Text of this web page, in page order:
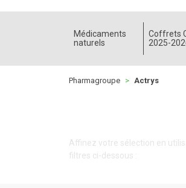
Médicaments
naturels
Coffrets
2025-
Pharmagroupe Actrys
Affinez votre sélection en
filtres ci-dessous :